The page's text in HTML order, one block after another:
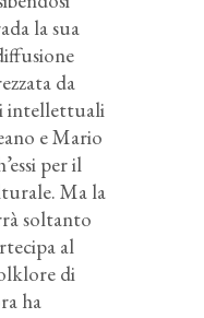
la sua
da
intellettuali
e Mario
per il
Ma la
soltanto
al
di
ha